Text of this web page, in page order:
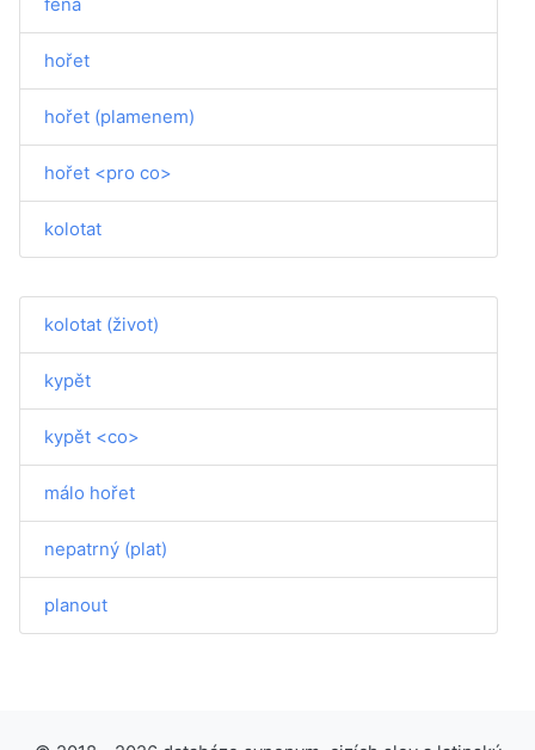
fena
hořet
hořet (plamenem)
hořet <pro co>
kolotat
kolotat (život)
kypět
kypět <co>
málo hořet
nepatrný (plat)
planout